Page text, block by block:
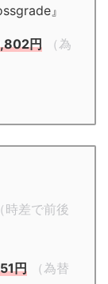
』
円
（為
（時差で前後
円
（為替